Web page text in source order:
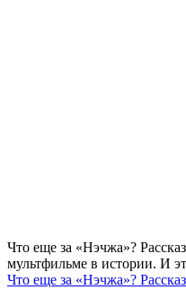
Что еще за «Нэчжа»?
мультфильме в истории. И
Что еще за «Нэчжа»?